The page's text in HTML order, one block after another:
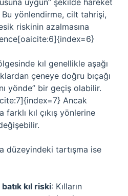
uygun” şekilde hareket
yönlendirme, cilt tahrişi,
riskinin azalmasına
kıl genellikle aşağı
çeneye doğru bıçağı
yönde” bir geçiş olabilir.
Ancak
kıl çıkış yönlerine
düzeyindeki tartışma ise
kıl riski: Kılların